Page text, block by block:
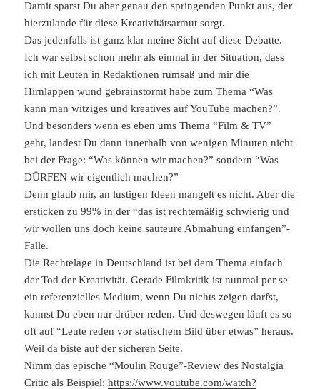
Damit sparst Du aber genau den springenden Punkt aus, der
hierzulande für diese Kreativitätsarmut sorgt.
Das jedenfalls ist ganz klar meine Sicht auf diese Debatte.
Ich war selbst schon mehr als einmal in der Situation, dass
ich mit Leuten in Redaktionen rumsaß und mir die
Hirnlappen wund gebrainstormt habe zum Thema “Was
kann man witziges und kreatives auf YouTube machen?”.
Und besonders wenn es eben ums Thema “Film & TV”
geht, landest Du dann innerhalb von wenigen Minuten nicht
bei der Frage: “Was können wir machen?” sondern “Was
DÜRFEN wir eigentlich machen?”
Denn glaub mir, an lustigen Ideen mangelt es nicht. Aber die
ersticken zu 99% in der “das ist rechtemäßig schwierig und
wir wollen uns doch keine sauteure Abmahung einfangen”-
Falle.
Die Rechtelage in Deutschland ist bei dem Thema einfach
der Tod der Kreativität. Gerade Filmkritik ist nunmal per se
ein referenzielles Medium, wenn Du nichts zeigen darfst,
kannst Du eben nur drüber reden. Und deswegen läuft es so
oft auf “Leute reden vor statischem Bild über etwas” heraus.
Weil da biste auf der sicheren Seite.
Nimm das epische “Moulin Rouge”-Review des Nostalgia
Critic als Beispiel:https://www.youtube.com/watch?